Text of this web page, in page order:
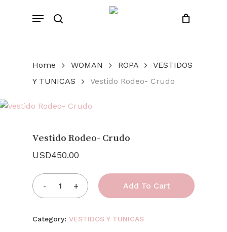
search
Menu
Cart
Home WOMAN ROPA
VESTIDOS
Y TUNICAS
Vestido Rodeo- Crudo
Vestido Rodeo- Crudo
USD450.00
Add To Cart
Category: VESTIDOS Y TUNICAS